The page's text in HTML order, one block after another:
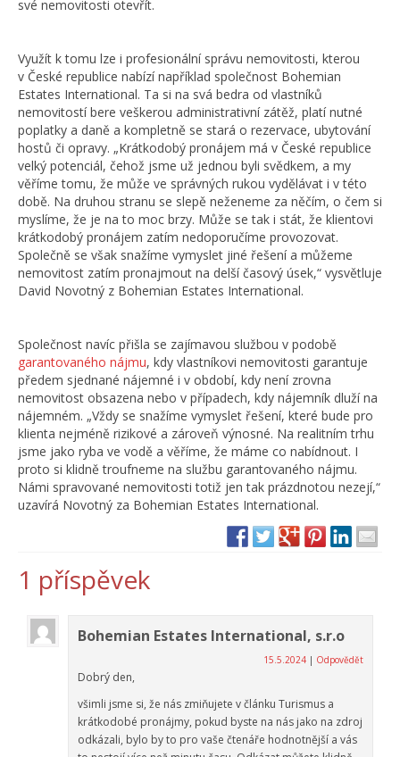
své nemovitosti otevřít.
Využít k tomu lze i profesionální správu nemovitosti, kterou
v České republice nabízí například společnost Bohemian
Estates International. Ta si na svá bedra od vlastníků
nemovitostí bere veškerou administrativní zátěž, platí nutné
poplatky a daně a kompletně se stará o rezervace, ubytování
hostů či opravy. „Krátkodobý pronájem má v České republice
velký potenciál, čehož jsme už jednou byli svědkem, a my
věříme tomu, že může ve správných rukou vydělávat i v této
době. Na druhou stranu se slepě neženeme za něčím, o čem si
myslíme, že je na to moc brzy. Může se tak i stát, že klientovi
krátkodobý pronájem zatím nedoporučíme provozovat.
Společně se však snažíme vymyslet jiné řešení a můžeme
nemovitost zatím pronajmout na delší časový úsek,“ vysvětluje
David Novotný z Bohemian Estates International.
Společnost navíc přišla se zajímavou službou v podobě
garantovaného nájmu, kdy vlastníkovi nemovitosti garantuje
předem sjednané nájemné i v období, kdy není zrovna
nemovitost obsazena nebo v případech, kdy nájemník dluží na
nájemném. „Vždy se snažíme vymyslet řešení, které bude pro
klienta nejméně rizikové a zároveň výnosné. Na realitním trhu
jsme jako ryba ve vodě a věříme, že máme co nabídnout. I
proto si klidně troufneme na službu garantovaného nájmu.
Námi spravované nemovitosti totiž jen tak prázdnotou nezejí,“
uzavírá Novotný za Bohemian Estates International.
1 příspěvek
Bohemian Estates International, s.r.o
15.5.2024 | Odpovědět
Dobrý den,
všimli jsme si, že nás zmiňujete v článku Turismus a
krátkodobé pronájmy, pokud byste na nás jako na zdroj
odkázali, bylo by to pro vaše čtenáře hodnotnější a vás